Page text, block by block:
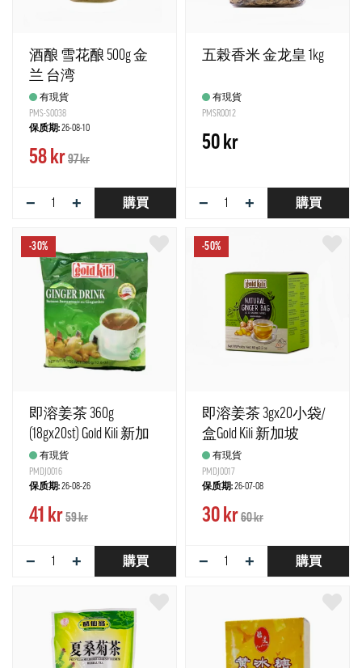
酒酿 雪花酿 500g 金
兰 台湾
有現貨
PMS-S0038
保质期:26-08-10
58 kr97 kr
− + 購買
五榖香米 金龙皇 1kg
有現貨
PMSR0012
50 kr
− + 購買
-30%
即溶姜茶 360g
(18gx20st) Gold Kili 新加
坡 有現貨
PMDJ0016
保质期:26-08-26
41 kr59 kr
− + 購買
-50%
即溶姜茶 3gx20小袋/
盒Gold Kili 新加坡
有現貨
PMDJ0017
保质期:26-07-08
30 kr60 kr
− + 購買